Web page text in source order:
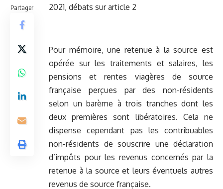
Partager
2021, débats sur article 2
Pour mémoire, une retenue à la source est
opérée sur les traitements et salaires, les
pensions et rentes viagères de source
française perçues par des non-résidents
selon un barème à trois tranches dont les
deux premières sont libératoires. Cela ne
dispense cependant pas les contribuables
non-résidents de souscrire une déclaration
d’impôts pour les revenus concernés par la
retenue à la source et leurs éventuels autres
revenus de source française.